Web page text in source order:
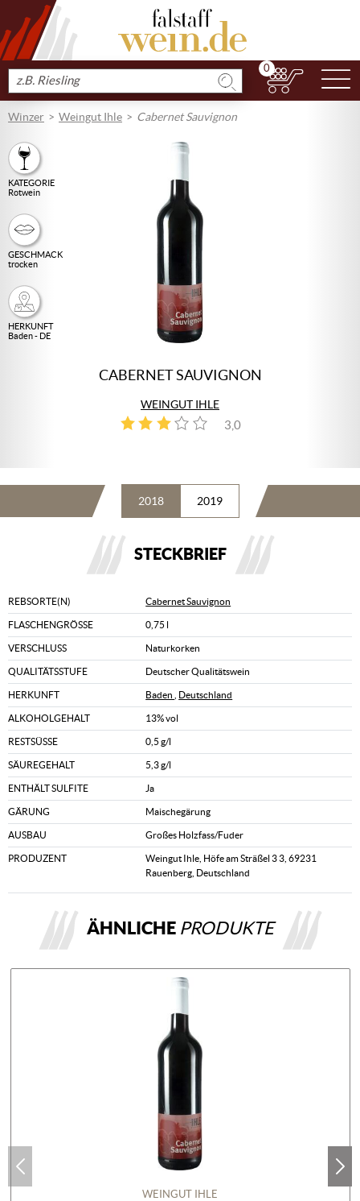
Produkt
suchen
0
Winzer Weingut Ihle Cabernet Sauvignon
KATEGORIE
Rotwein
GESCHMACK
trocken
HERKUNFT
Baden - DE
CABERNET SAUVIGNON
WEINGUT IHLE
3,0
1
2018 2019
STECKBRIEF
REBSORTE(N) Cabernet Sauvignon
FLASCHENGRÖSSE 0,75 l
VERSCHLUSS Naturkorken
QUALITÄTSSTUFE Deutscher Qualitätswein
HERKUNFT Baden Deutschland
ALKOHOLGEHALT 13% vol
RESTSÜSSE 0,5 g/l
SÄUREGEHALT 5,3 g/l
ENTHÄLT SULFITE Ja
GÄRUNG Maischegärung
AUSBAU Großes Holzfass/Fuder
PRODUZENT
Weingut Ihle, Höfe am Sträßel 3 3, 69231
Rauenberg, Deutschland
ÄHNLICHE PRODUKTE
WEINGUT IHLE